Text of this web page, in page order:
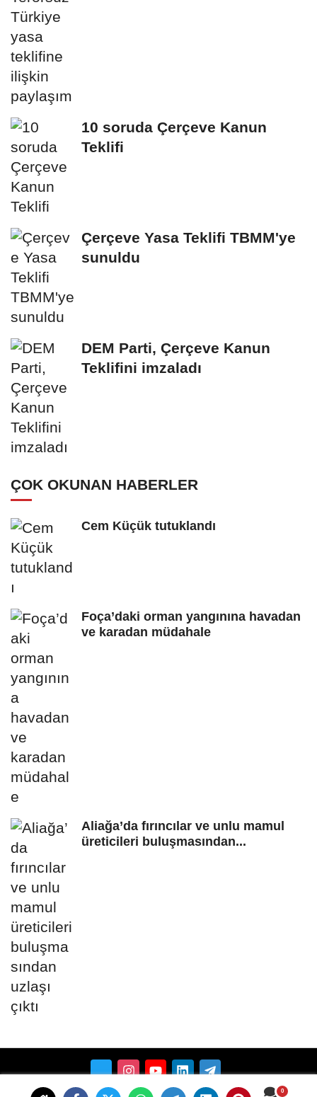
10 soruda Çerçeve Kanun
Teklifi
Çerçeve Yasa Teklifi TBMM'ye
sunuldu
DEM Parti, Çerçeve Kanun
Teklifini imzaladı
ÇOK OKUNAN HABERLER
Cem Küçük tutuklandı
Foça’daki orman yangınına havadan
ve karadan müdahale
Aliağa’da fırıncılar ve unlu mamul
üreticileri buluşmasından...